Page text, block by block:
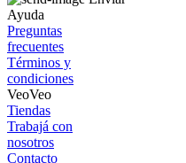
Ayuda
Preguntas
frecuentes
Términos y
condiciones
VeoVeo
Tiendas
Trabajá con
nosotros
Contacto